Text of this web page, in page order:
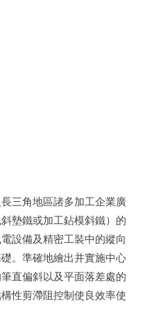
三角地區諸多加工企業廣
墊鐵或加工鉆模斜鐵）的
設備及精密工裝中的縱向
。準確地繪出并實施中心
直偏斜以及平面落差處的
性剪滯阻控制使良效率使